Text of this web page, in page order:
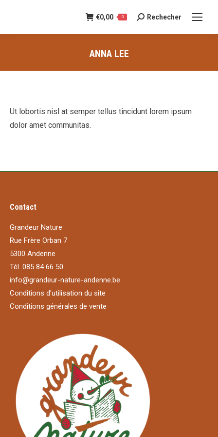
€0,00 0
Recherche
:
Rechecher
ANNA LEE
Ut lobortis nisl at semper tellus tincidunt lorem ipsum
dolor amet communitas.
Contact
Grandeur Nature
Rue Frère Orban 7
5300 Andenne
Tél. 085 84 66 50
info@grandeur-nature-andenne.be
Conditions d'utilisation du site
Conditions générales de vente